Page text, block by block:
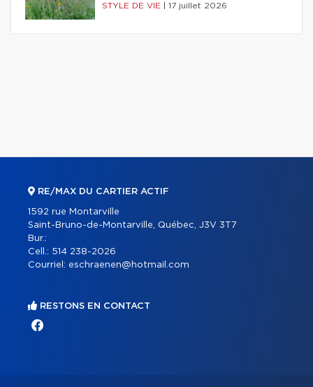
STYLE DE VIE 17 juillet 2026
RE/MAX DU CARTIER ACTIF
1592 rue Montarville
Saint-Bruno-de-Montarville, Québec, J3V 3T7
Bur.:
Cell.: 514 238-2026
Courriel: eschraenen@hotmail.com
RESTONS EN CONTACT